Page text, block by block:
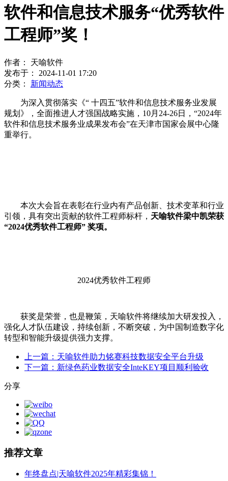
软件和信息技术服务“优秀软件
工程师”奖！
作者： 天喻软件
发布于： 2024-11-01 17:20
分类： 新闻动态
为深入贯彻落实《“ 十四五”软件和信息技术服务业发展
规划》，全面推进人才强国战略实施，10月24-26日，“2024年
软件和信息技术服务业成果发布会”在天津市国家会展中心隆
重举行。
本次大会旨在表彰在行业内有产品创新、技术变革和行业
引领，具有突出贡献的软件工程师标杆， 天喻软件梁中凯荣获
“2024优秀软件工程师” 奖项。
2024优秀软件工程师
获奖是荣誉，也是鞭策，天喻软件将继续加大研发投入，
强化人才队伍建设，持续创新，不断突破，为中国制造数字化
转型和智能升级提供强力支撑。
上一篇：天喻软件助力铭赛科技数据安全平台升级
下一篇：新绿色药业数据安全InteKEY项目顺利验收
分享
推荐文章
年终盘点|天喻软件2025年精彩集锦！